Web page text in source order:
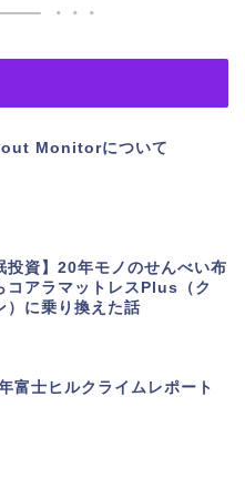
Monitorについて
投資】20年モノのせんべい布
コアラマットレスPlus（ク
）に乗り換えた話
富士ヒルクライムレポート